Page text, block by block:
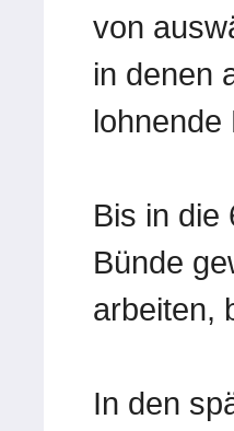
von
in denen
lohnende
Bis in die
Bünde
arbeiten,
In den